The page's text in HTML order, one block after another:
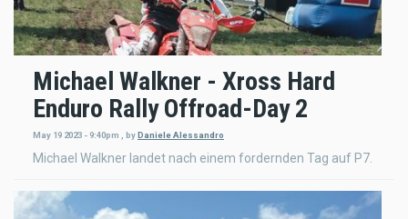
Michael Walkner - Xross Hard
Enduro Rally Offroad-Day 2
May 19 2023 - 9:40pm byDaniele Alessandro
Michael Walkner landet nach einem fordernden Tag auf P7.